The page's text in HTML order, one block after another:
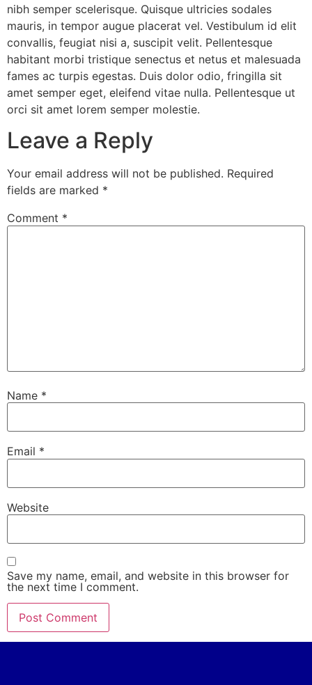
nibh semper scelerisque. Quisque ultricies sodales
mauris, in tempor augue placerat vel. Vestibulum id elit
convallis, feugiat nisi a, suscipit velit. Pellentesque
habitant morbi tristique senectus et netus et malesuada
fames ac turpis egestas. Duis dolor odio, fringilla sit
amet semper eget, eleifend vitae nulla. Pellentesque ut
orci sit amet lorem semper molestie.
Leave a Reply
Your email address will not be published. Required
fields are marked *
Comment *
Name *
Email *
Website
Save my name, email, and website in this browser for
the next time I comment.